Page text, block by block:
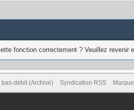
fonction correctement ? Veuillez revenir
bas-débit (Archivé) Syndication RSS